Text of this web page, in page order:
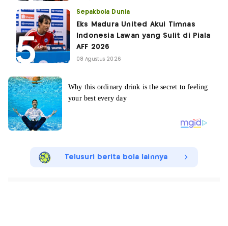
Sepakbola Dunia
Eks Madura United Akui Timnas
Indonesia Lawan yang Sulit di Piala
AFF 2026
08 Agustus 2026
Telusuri berita bola lainnya